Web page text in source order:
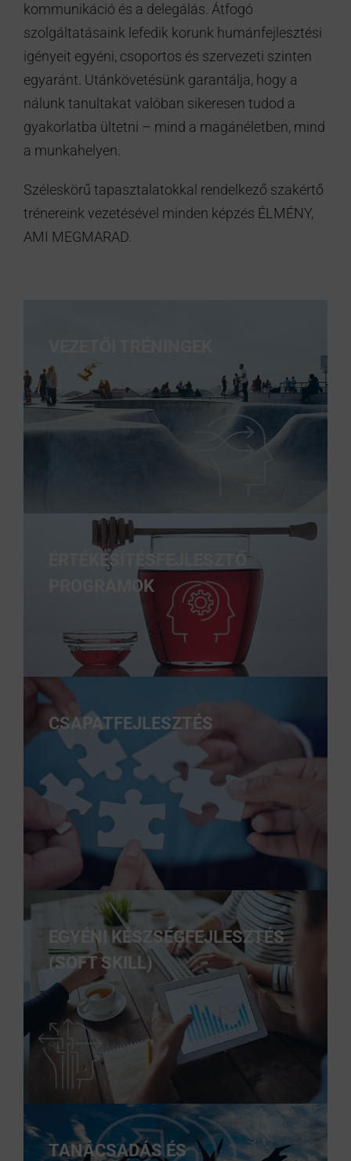
kommunikáció és a delegálás. Átfogó
szolgáltatásaink lefedik korunk humánfejlesztési
igényeit egyéni, csoportos és szervezeti szinten
egyaránt. Utánkövetésünk garantálja, hogy a
nálunk tanultakat valóban sikeresen tudod a
gyakorlatba ültetni – mind a magánéletben, mind
a munkahelyen.
Széleskörű tapasztalatokkal rendelkező szakértő
trénereink vezetésével minden képzés ÉLMÉNY,
AMI MEGMARAD.
ÉRTÉKESÍTÉSFEJLESZTŐ
PROGRAMOK
CSAPATFEJLESZTÉS
EGYÉNI KÉSZSÉGFEJLESZTÉS
(SOFT SKILL)
TANÁCSADÁS ÉS